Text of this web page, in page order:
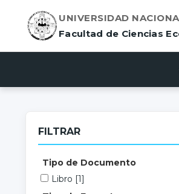
UNIVERSIDAD
Facultad de Ciencias
FILTRAR
Tipo de Documento
Libro [1]